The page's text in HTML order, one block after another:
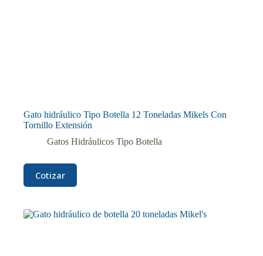
Gato hidráulico Tipo Botella 12 Toneladas Mikels Con
Tornillo Extensión
Gatos Hidráulicos Tipo Botella
Cotizar